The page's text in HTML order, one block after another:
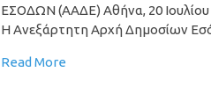
ΕΣΟΔΩΝ (ΑΑΔΕ) Αθήνα, 20
H Ανεξάρτητη Αρχή Δημοσίων
Read More